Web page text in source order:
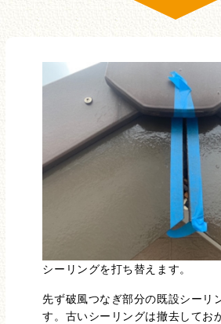
シーリングを打ち替えます。
先ず破風つなぎ部分の既設シーリ
す。古いシーリングは撤去してお